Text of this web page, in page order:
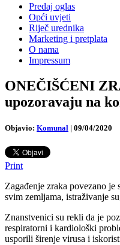
Predaj oglas
Opći uvjeti
Riječ urednika
Marketing i pretplata
O nama
Impressum
ONEČIŠĆENI
upozoravaju na
Objavio: Komunal | 09/04/2020
Print
Zagađenje zraka povezano
svim zemljama, istraživanje
Znanstvenici su rekli da je
respiratorni i kardiološki
usporili širenje virusa i